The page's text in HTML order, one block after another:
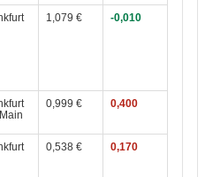
1,079 € -0,010
0,999 € 0,400
0,538 € 0,170